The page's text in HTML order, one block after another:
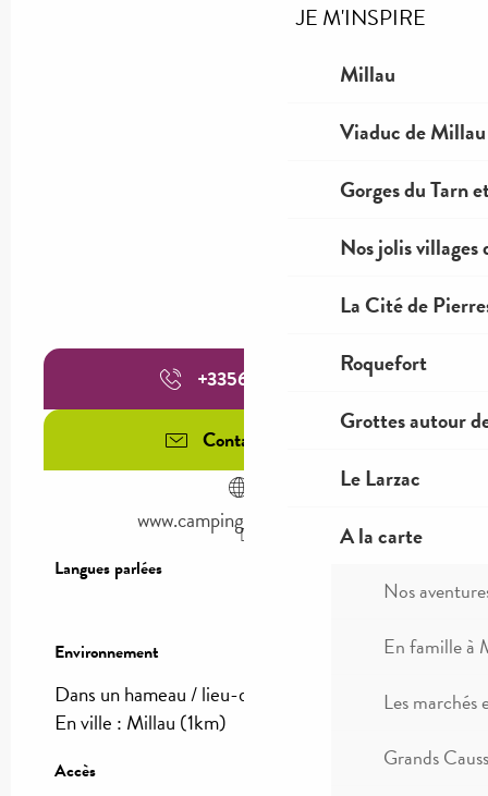
JE M'INSPIRE
Millau
Viaduc de Millau
Gorges du Tarn
Nos jolis villages
La Cité de
Roquefort
Grottes autour
Le Larzac
A la carte
Nos
En famille à
Les marchés
Grands
+335656031
Contactez-nous
www.campingsaintmartin.fr
Langues parlées
Langues parlées
Environnement
Environnement
Dans un hameau / lieu-dit :
En ville : Millau (1km)
Accès
Accès